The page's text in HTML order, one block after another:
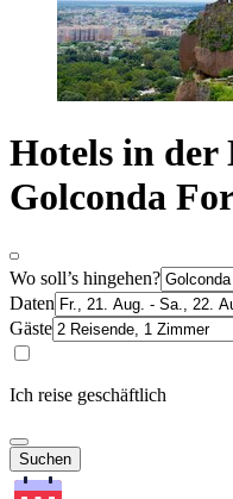
Hotels in der
Golconda
Wo soll’s hingehen?
Daten
Gäste
Ich reise geschäftlich
Suchen